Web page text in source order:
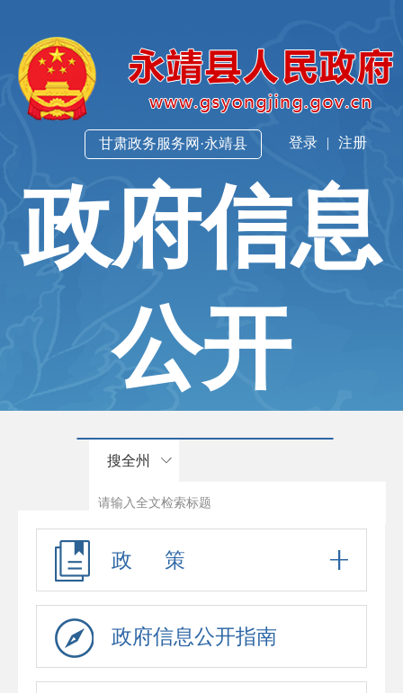
登录 | 注册
甘肃政务服务网·永靖县
政府信息
公开
搜全州
政 策
政府信息公开指南